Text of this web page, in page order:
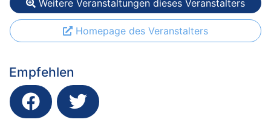
Weitere Veranstaltungen dieses Veranstalters
Homepage des Veranstalters
Empfehlen